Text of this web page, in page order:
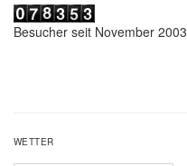
Besucher seit November 2003
WETTER